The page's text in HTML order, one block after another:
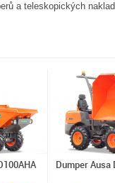
a teleskopických
Dumper Ausa